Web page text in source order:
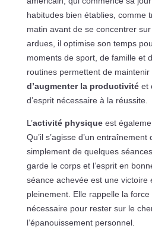
habitudes bien établies, comme
matin avant de se concentrer
ardues, il optimise son temps
moments de sport, de famille et
routines permettent de maintenir
d’augmenter la productivitéet
d’esprit nécessaire à la réussite.
L’activité physiqueest
Qu’il s’agisse d’un entraînement
simplement de quelques
garde le corps et l’esprit en
séance achevée est une victoire
pleinement. Elle rappelle la
nécessaire pour rester sur le
l’épanouissement personnel.